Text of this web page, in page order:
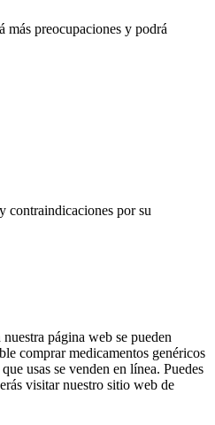
más preocupaciones y podrá
contraindicaciones por su
página web se pueden
comprar medicamentos genéricos
usas se venden en línea. Puedes
visitar nuestro sitio web de